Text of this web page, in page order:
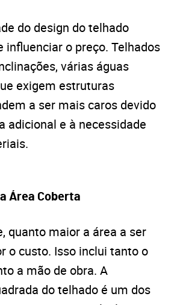
do design do telhado
influenciar o preço. Telhados
várias águas
exigem estruturas
a ser mais caros devido
adicional e à necessidade
Área Coberta
quanto maior a área a ser
o custo. Isso inclui tanto o
a mão de obra. A
do telhado é um dos